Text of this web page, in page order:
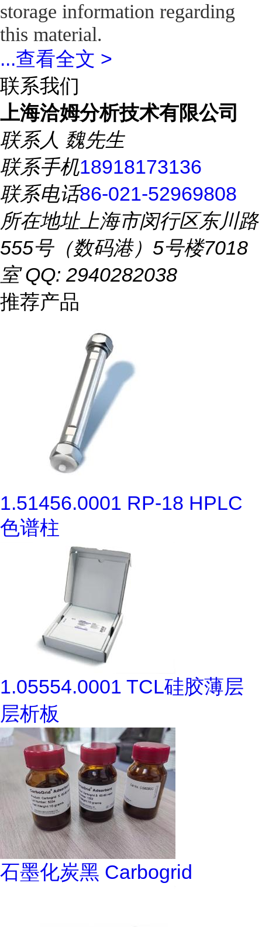
storage information regarding
this material.
...查看全文 >
联系我们
上海洽姆分析技术有限公司
联系人 魏先生
联系手机18918173136
联系电话86-021-52969808
所在地址上海市闵行区东川路
555号（数码港）5号楼7018
室 QQ: 2940282038
推荐产品
1.51456.0001 RP-18 HPLC
色谱柱
1.05554.0001 TCL硅胶薄层
层析板
石墨化炭黑 Carbogrid